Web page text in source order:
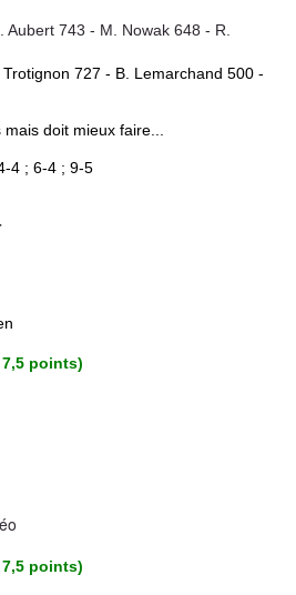
Aubert 743 - M. Nowak 648 - R.
727 - B. Lemarchand 500 -
doit mieux faire...
4 ; 6-4 ; 9-5
7,5 points)
7,5 points)